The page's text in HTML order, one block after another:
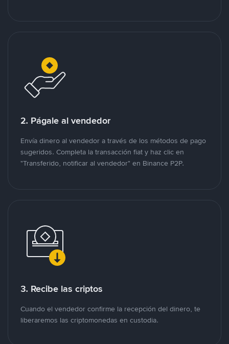
2. Págale al vendedor
Envía dinero al vendedor a través de los métodos de pago
sugeridos. Completa la transacción fiat y haz clic en
"Transferido, notificar al vendedor" en Binance P2P.
3. Recibe las criptos
Cuando el vendedor confirme la recepción del dinero, te
liberaremos las criptomonedas en custodia.